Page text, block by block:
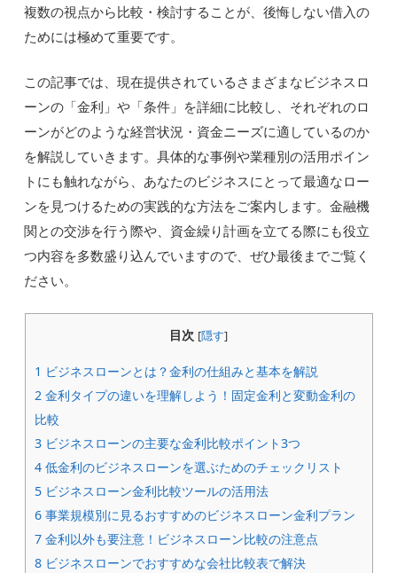
複数の視点から比較・検討することが、後悔しない借入の
ためには極めて重要です。
この記事では、現在提供されているさまざまなビジネスロ
ーンの「金利」や「条件」を詳細に比較し、それぞれのロ
ーンがどのような経営状況・資金ニーズに適しているのか
を解説していきます。具体的な事例や業種別の活用ポイン
トにも触れながら、あなたのビジネスにとって最適なロー
ンを見つけるための実践的な方法をご案内します。金融機
関との交渉を行う際や、資金繰り計画を立てる際にも役立
つ内容を多数盛り込んでいますので、ぜひ最後までご覧く
ださい。
目次 [隠す]
1 ビジネスローンとは？金利の仕組みと基本を解説
2金利タイプの違いを理解しよう！固定金利と変動金利の
比較
3ビジネスローンの主要な金利比較ポイント3つ
4低金利のビジネスローンを選ぶためのチェックリスト
5ビジネスローン金利比較ツールの活用法
6事業規模別に見るおすすめのビジネスローン金利プラン
7金利以外も要注意！ビジネスローン比較の注意点
8ビジネスローンでおすすめな会社比較表で解決